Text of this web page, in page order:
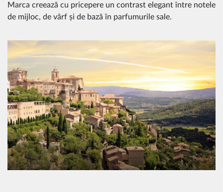
Marca creează cu pricepere un contrast elegant între notele
de mijloc, de vârf și de bază în parfumurile sale.